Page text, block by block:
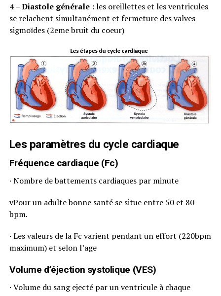
4 –Diastole générale :les oreillettes et les ventricules
se relachent simultanément et fermeture des valves
sigmoïdes (2eme bruit du coeur)
Les paramètres du cycle cardiaque
Fréquence cardiaque (Fc)
· Nombre de battements cardiaques par minute
vPour un adulte bonne santé se situe entre 50 et 80
bpm.
· Les valeurs de la Fc varient pendant un effort (220bpm
maximum) et selon l’age
Volume d’éjection systolique (VES)
· Volume du sang ejecté par un ventricule à chaque